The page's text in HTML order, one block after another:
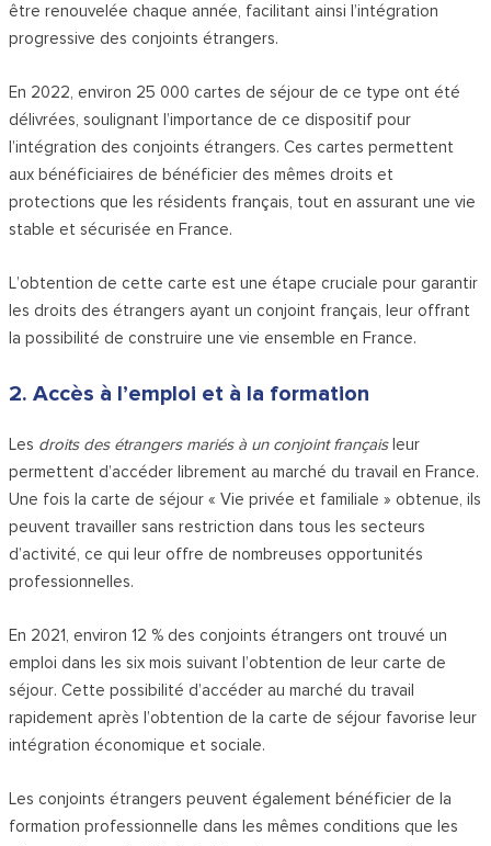
être renouvelée chaque année, facilitant ainsi l’intégration
progressive des conjoints étrangers.
En 2022, environ 25 000 cartes de séjour de ce type ont été
délivrées, soulignant l’importance de ce dispositif pour
l’intégration des conjoints étrangers. Ces cartes permettent
aux bénéficiaires de bénéficier des mêmes droits et
protections que les résidents français, tout en assurant une vie
stable et sécurisée en France.
L’obtention de cette carte est une étape cruciale pour garantir
les droits des étrangers ayant un conjoint français, leur offrant
la possibilité de construire une vie ensemble en France.
2. Accès à l’emploi et à la formation
Les droits des étrangers mariés à un conjoint français leur
permettent d’accéder librement au marché du travail en France.
Une fois la carte de séjour « Vie privée et familiale » obtenue, ils
peuvent travailler sans restriction dans tous les secteurs
d’activité, ce qui leur offre de nombreuses opportunités
professionnelles.
En 2021, environ 12 % des conjoints étrangers ont trouvé un
emploi dans les six mois suivant l’obtention de leur carte de
séjour. Cette possibilité d’accéder au marché du travail
rapidement après l’obtention de la carte de séjour favorise leur
intégration économique et sociale.
Les conjoints étrangers peuvent également bénéficier de la
formation professionnelle dans les mêmes conditions que les